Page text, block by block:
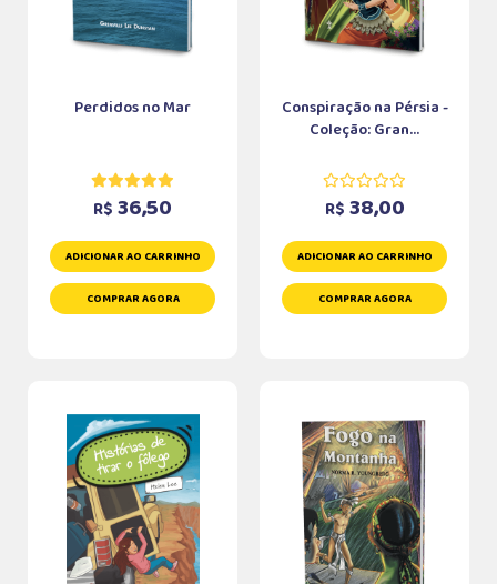
Perdidos no Mar
R$ 36,50
ADICIONAR AO CARRINHO
COMPRAR AGORA
Conspiração na Pérsia -
Coleção: Gran...
R$ 38,00
ADICIONAR AO CARRINHO
COMPRAR AGORA